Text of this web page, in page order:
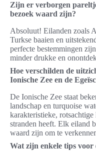
Zijn er verborgen
bezoek waard zijn?
Absoluut! Eilanden zoals
Turkse baaien en
perfecte bestemmingen
minder drukke en
Hoe verschilden de
Ionische Zee en de
De Ionische Zee staat
landschap en turquoise
karakteristieke,
stranden heeft. Elk eiland
waard zijn om te
Wat zijn enkele tips